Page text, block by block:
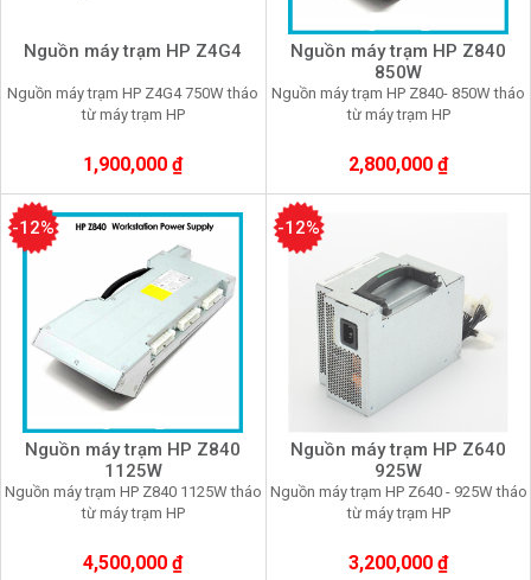
Nguồn máy trạm HP Z4G4
Nguồn máy trạm HP Z4G4 750W tháo
từ máy trạm HP
1,900,000 ₫
Nguồn máy trạm HP Z840
850W
Nguồn máy trạm HP Z840- 850W tháo
từ máy trạm HP
2,800,000 ₫
Nguồn máy trạm HP Z840
1125W
Nguồn máy trạm HP Z840 1125W tháo
từ máy trạm HP
4,500,000 ₫
-12%
Nguồn máy trạm HP Z640
925W
Nguồn máy trạm HP Z640 - 925W tháo
từ máy trạm HP
3,200,000 ₫
-12%